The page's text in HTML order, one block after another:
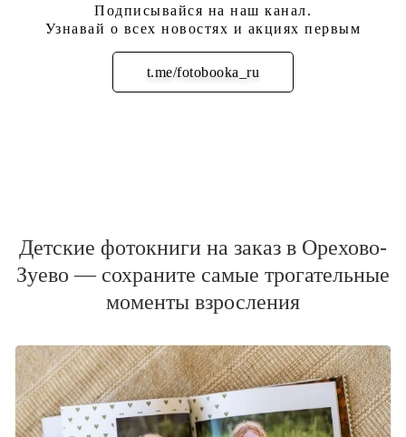
Подписывайся на наш канал.
Узнавай о всех новостях и акциях первым
t.me/fotobooka_ru
Подписаться
Детские фотокниги на заказ в Орехово-
Зуево — сохраните самые трогательные
моменты взросления